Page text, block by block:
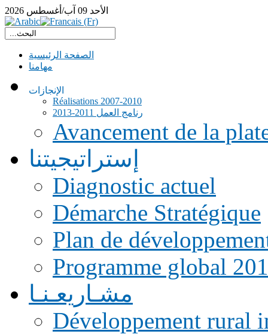
الأحد 09 آب/أغسطس 2026
الصفحة الرئيسية
مهامنا
الإنجازات
Réalisations 2007-2010
رنامج العمل 2011-2013
Avancement de la
إستراتيجيتنا
Diagnostic actuel
Démarche Stratégique
Plan de
Programme global
مشـاريعـنـا
Développement rural